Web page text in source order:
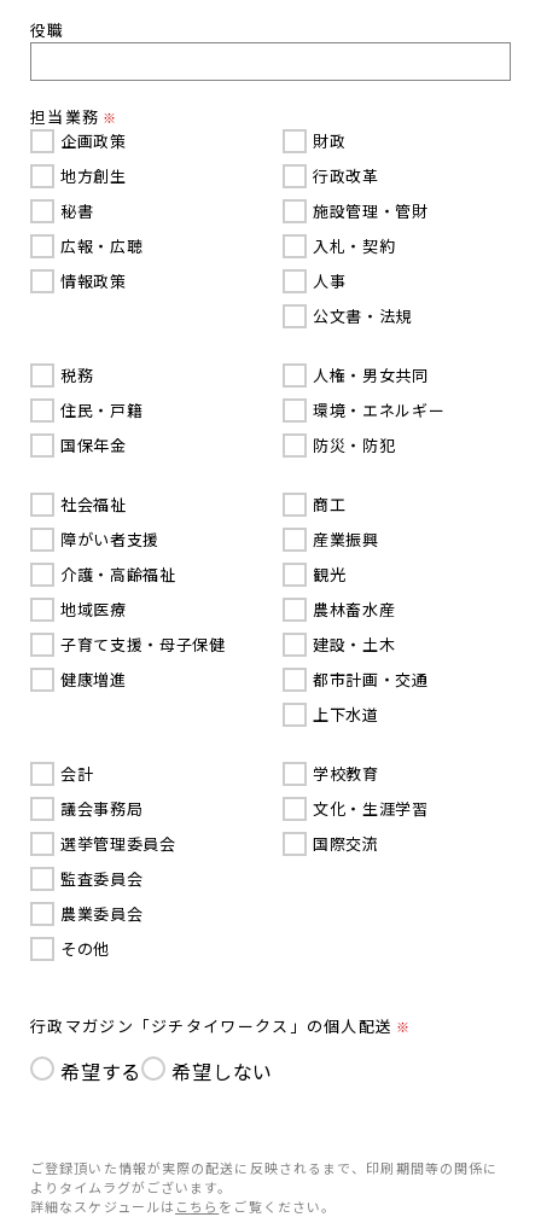
役職
担当業務 ※
企画政策
地方創生
秘書
広報・広聴
情報政策
財政
行政改革
施設管理・管財
入札・契約
人事
公文書・法規
税務
住民・戸籍
国保年金
人権・男女共同
環境・エネルギー
防災・防犯
社会福祉
障がい者支援
介護・高齢福祉
地域医療
子育て支援・母子保健
健康増進
商工
産業振興
観光
農林畜水産
建設・土木
都市計画・交通
上下水道
会計
議会事務局
選挙管理委員会
監査委員会
農業委員会
その他
学校教育
文化・生涯学習
国際交流
行政マガジン「ジチタイワークス」の個人配送 ※
希望する 希望しない
ご登録頂いた情報が実際の配送に反映されるまで、印刷期間等の関係に
よりタイムラグがございます。
詳細なスケジュールは こちら をご覧ください。